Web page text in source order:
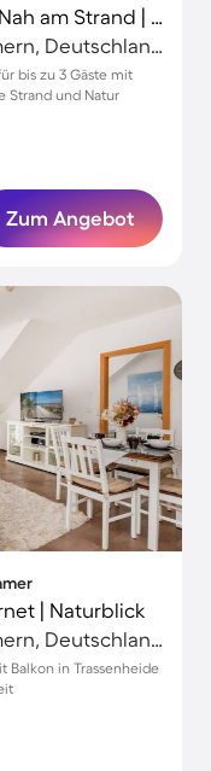
Ferienwohnung mit Terrasse | Nah am Strand | Haustiere sind willkommen
Trassenheide, Ostvorpommern, Deutschland
bis zu 3 Gäste mit
Strand und Natur
Zum Angebot
| Naturblick
Trassenheide, Ostvorpommern, Deutschland
Balkon in Trassenheide